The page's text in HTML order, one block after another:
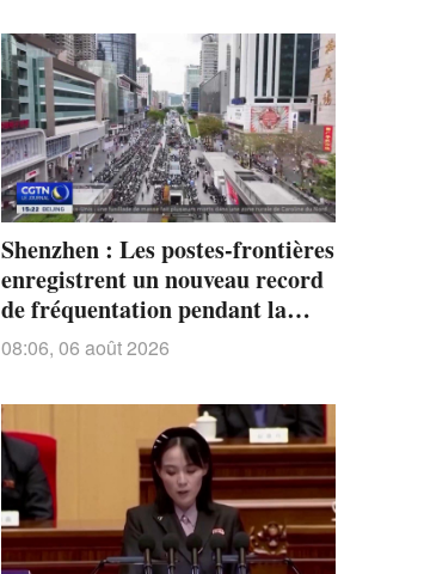
Shenzhen : Les postes-frontières
enregistrent un nouveau record
de fréquentation pendant la
saison estivale
08:06, 06 août 2026